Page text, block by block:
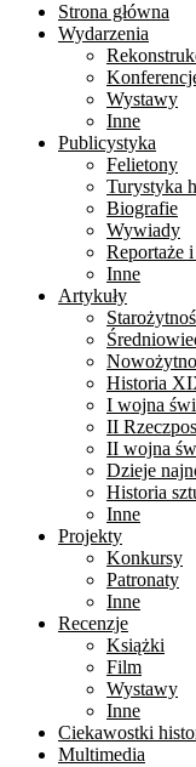
Strona główna
Wydarzenia
Wystawy
Inne
Publicystyka
Felietony
Turystyka
Biografie
Wywiady
Reportaże
Inne
Artykuły
Historia
I wojna
II
II wojna
Dzieje
Historia
Inne
Projekty
Konkursy
Patronaty
Inne
Recenzje
Książki
Film
Wystawy
Inne
Ciekawostki
Multimedia